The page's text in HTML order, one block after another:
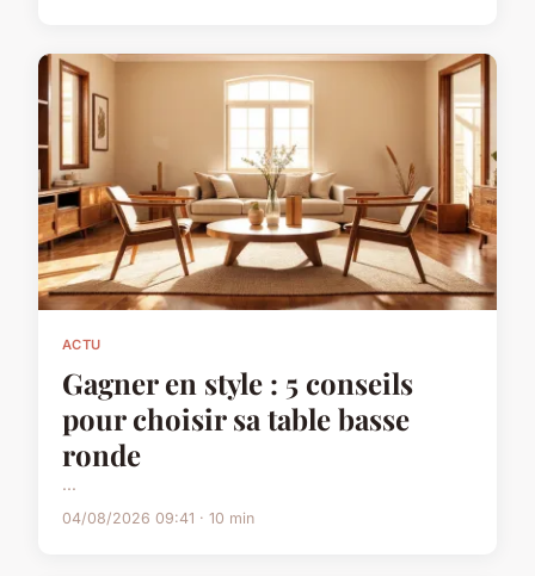
ACTU
Gagner en style : 5 conseils
pour choisir sa table basse
ronde
...
04/08/2026 09:41 · 10 min